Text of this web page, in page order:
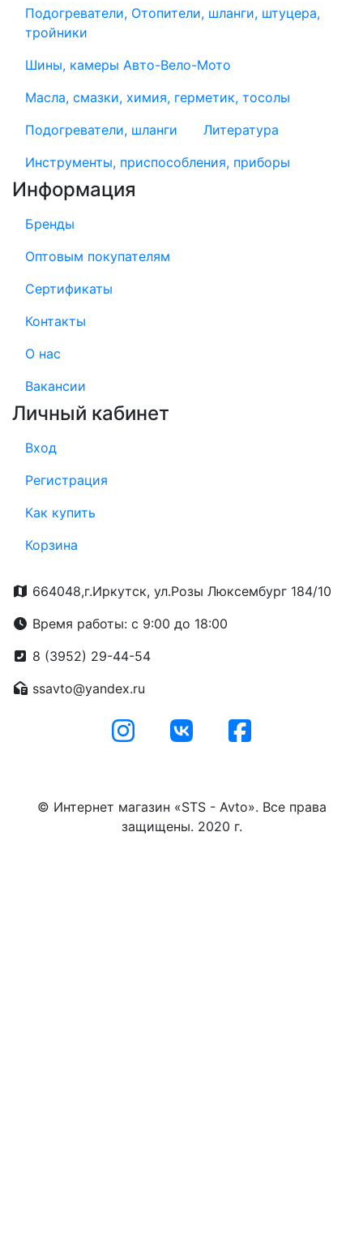
Подогреватели, Отопители, шланги, штуцера,
тройники
Шины, камеры Авто-Вело-Мото
Масла, смазки, химия, герметик, тосолы
Подогреватели, шланги
Литература
Инструменты, приспособления, приборы
Информация
Бренды
Оптовым покупателям
Сертификаты
Контакты
О нас
Вакансии
Личный кабинет
Вход
Регистрация
Как купить
Корзина
664048,г.Иркутск, ул.Розы Люксембург 184/10
Время работы: с 9:00 до 18:00
8 (3952) 29-44-54
ssavto@yandex.ru
© Интернет магазин «STS - Avto». Все права
защищены. 2020 г.